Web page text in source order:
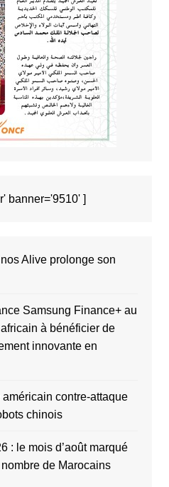
banner='9510' ]
Alive prolonge son
Samsung Finance+ au
à bénéficier de
innovante en
américain contre-attaque
chinois
: le mois d’août marqué
nombre de Marocains